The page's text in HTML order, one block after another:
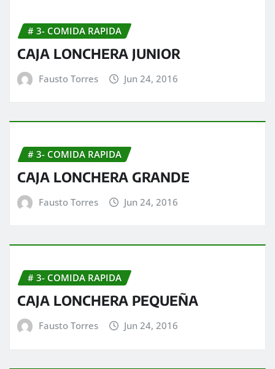
# 3- COMIDA RAPIDA
CAJA LONCHERA JUNIOR
Fausto Torres Jun 24, 2016
# 3- COMIDA RAPIDA
CAJA LONCHERA GRANDE
Fausto Torres Jun 24, 2016
# 3- COMIDA RAPIDA
CAJA LONCHERA PEQUEÑA
Fausto Torres Jun 24, 2016